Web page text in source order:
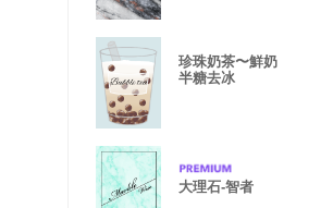
珍珠奶茶〜鮮奶
半糖去冰
大理石-智者